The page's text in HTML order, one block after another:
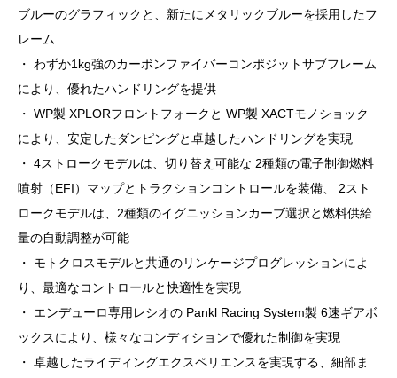
ブルーのグラフィックと、新たにメタリックブルーを採用したフ
レーム
・ わずか1kg強のカーボンファイバーコンポジットサブフレーム
により、優れたハンドリングを提供
・ WP製 XPLORフロントフォークと WP製 XACTモノショック
により、安定したダンピングと卓越したハンドリングを実現
・ 4ストロークモデルは、切り替え可能な 2種類の電子制御燃料
噴射（EFI）マップとトラクションコントロールを装備、 2スト
ロークモデルは、2種類のイグニッションカーブ選択と燃料供給
量の自動調整が可能
・ モトクロスモデルと共通のリンケージプログレッションによ
り、最適なコントロールと快適性を実現
・ エンデューロ専用レシオの Pankl Racing System製 6速ギアボ
ックスにより、様々なコンディションで優れた制御を実現
・ 卓越したライディングエクスペリエンスを実現する、細部ま